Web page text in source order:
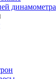
динамометра